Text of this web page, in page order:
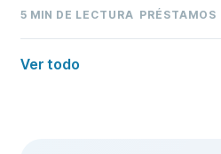
5 MIN DE LECTURA PRÉSTAMOS
Ver todo